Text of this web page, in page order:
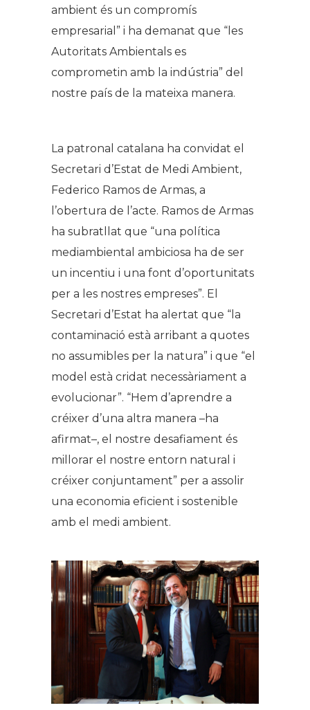
ambient és un compromís
empresarial” i ha demanat que “les
Autoritats Ambientals es
comprometin amb la indústria” del
nostre país de la mateixa manera.
La patronal catalana ha convidat el
Secretari d’Estat de Medi Ambient,
Federico Ramos de Armas, a
l’obertura de l’acte. Ramos de Armas
ha subratllat que “una política
mediambiental ambiciosa ha de ser
un incentiu i una font d’oportunitats
per a les nostres empreses”. El
Secretari d’Estat ha alertat que “la
contaminació està arribant a quotes
no assumibles per la natura” i que “el
model està cridat necessàriament a
evolucionar”. “Hem d’aprendre a
créixer d’una altra manera –ha
afirmat–, el nostre desafiament és
millorar el nostre entorn natural i
créixer conjuntament” per a assolir
una economia eficient i sostenible
amb el medi ambient.